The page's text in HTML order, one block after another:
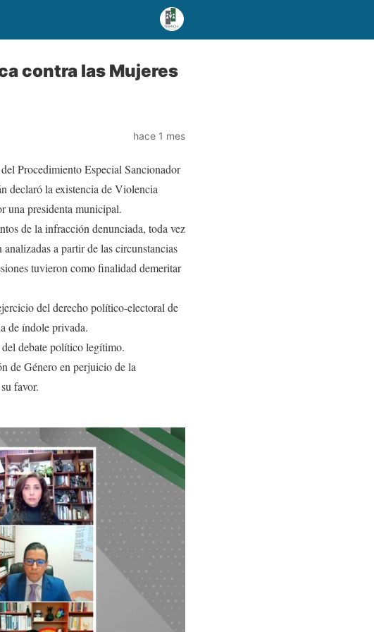
contra las Mujeres
hace 1 mes
Procedimiento Especial Sancionador
declaró la existencia de Violencia
una presidenta municipal.
de la infracción denunciada, toda vez
a partir de las circunstancias
tuvieron como finalidad demeritar
del derecho político-electoral de
de índole privada.
debate político legítimo.
de Género en perjuicio de la
favor.